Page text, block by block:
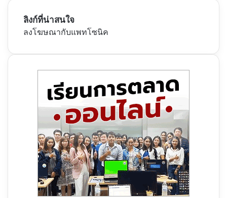
ลิงก์ที่น่าสนใจ
ลงโฆษณากับแพทโซนิค